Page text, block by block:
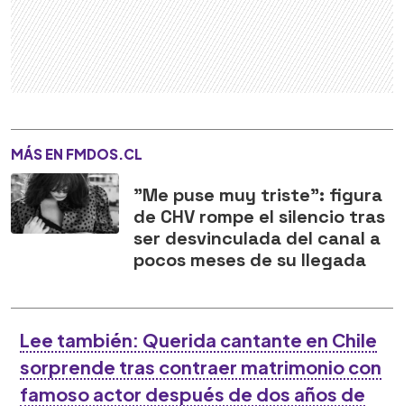
MÁS EN FMDOS.CL
"Me puse muy triste": figura
de CHV rompe el silencio tras
ser desvinculada del canal a
pocos meses de su llegada
Lee también: Querida cantante en Chile
sorprende tras contraer matrimonio con
famoso actor después de dos años de